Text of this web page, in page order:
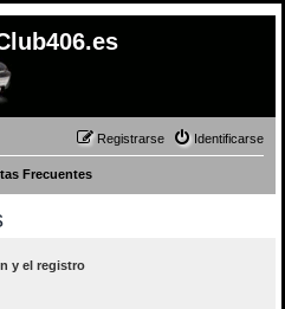
Identificarse
Registrarse
Frecuentes
y el registro